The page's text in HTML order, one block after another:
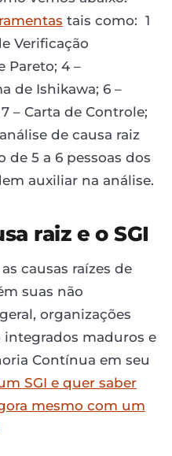
tais como: 1
Verificação
Pareto; 4 –
de Ishikawa; 6 –
– Carta de Controle;
de causa raiz
5 a 6 pessoas dos
auxiliar na análise.
raiz e o SGI
causas raízes de
suas não
organizações
maduros e
Contínua em seu
SGI e quer saber
mesmo com um